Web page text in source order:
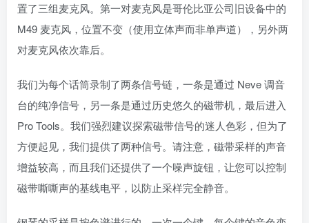
置了三组麦克风。第一对麦克风是哥伦比亚公司旧设备中的
M49 麦克风，位置不变（使用立体声而非单声道），另外两
对麦克风依次靠后。
我们为每个话筒录制了两条信号链，一条是通过 Neve 调音
台的纯净信号，另一条是通过历史悠久的磁带机，最后进入
Pro Tools。我们强烈建议探索磁带信号的迷人色彩，但为了
方便起见，我们提供了两种信号。请注意，磁带采样的声音
增益较高，而且我们还提供了一个噪声旋钮，让您可以控制
磁带嘶嘶声的基线电平，以防止采样完全静音。